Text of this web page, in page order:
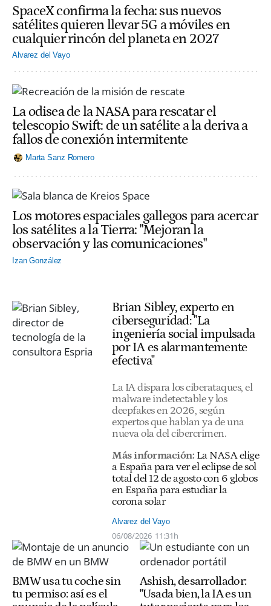
SpaceX confirma la fecha: sus nuevos
satélites quieren llevar 5G a móviles en
cualquier rincón del planeta en 2027
Alvarez del Vayo
La odisea de la NASA para rescatar el
telescopio Swift: de un satélite a la deriva a
fallos de conexión intermitente
Marta Sanz Romero
Los motores espaciales gallegos para acercar
los satélites a la Tierra: "Mejoran la
observación y las comunicaciones"
Izan González
Brian Sibley, experto en
ciberseguridad: "La
ingeniería social impulsada
por IA es alarmantemente
efectiva"
La IA dispara los ciberataques, el
malware indetectable y los
deepfakes en 2026, según
expertos que hablan ya de una
nueva ola del cibercrimen.
Más información: La NASA elige
a España para ver el eclipse de sol
total del 12 de agosto con 6 globos
en España para estudiar la
corona solar
Alvarez del Vayo
06/08/2026 11:31h
BMW usa tu coche sin
tu permiso: así es el
Ashish, desarrollador:
"Usada bien, la IA es un